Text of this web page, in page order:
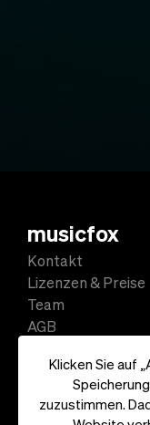
Klicken Sie auf
zuzustimmen.
musicfox
Kontakt
Lizenzen & Preise
Team
AGB
Impressum